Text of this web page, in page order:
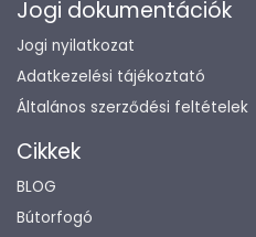
Jogi dokumentációk
Jogi nyilatkozat
Adatkezelési tájékoztató
Általános szerződési feltételek
Cikkek
BLOG
Bútorfogó